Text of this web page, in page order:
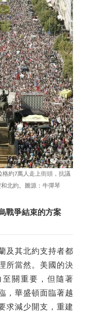
格約7萬人走上街頭，抗議
北約。圖源：牛彈琴
戰爭結束的方案
及其北約支持者都
所當然。美國的決
關重要，但隨著
，華盛頓面臨著越
求減少開支，重建